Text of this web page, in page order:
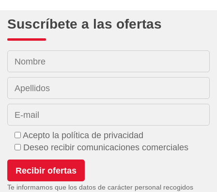
Suscríbete a las ofertas
Nombre
Apellidos
E-mail
Acepto la política de privacidad
Deseo recibir comunicaciones comerciales
Te informamos que los datos de carácter personal recogidos